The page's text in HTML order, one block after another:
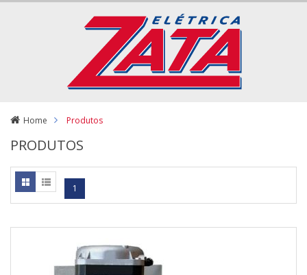
Home Produtos
PRODUTOS
1